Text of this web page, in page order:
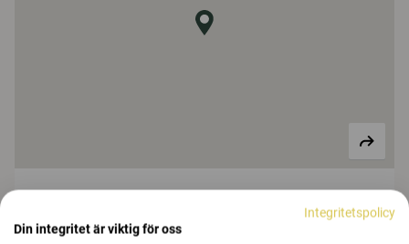
521 88 Kinnarps Outlet / Fabriksförsäljning
Integritetspolicy
Din integritet är viktig för oss